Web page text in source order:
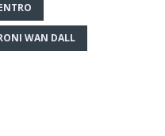
WAN DALL